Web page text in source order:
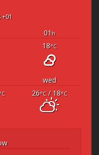
+01
01 h
18°C
wed
26°C/ 18°C